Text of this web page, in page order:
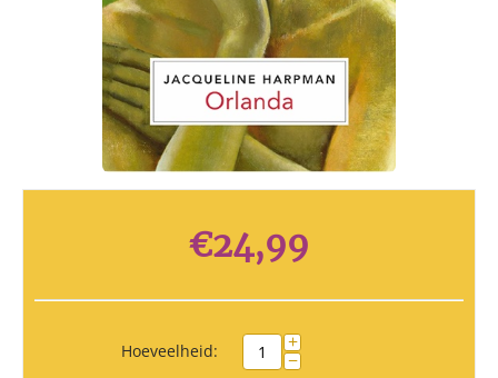
€24,99
Hoeveelheid: +
−